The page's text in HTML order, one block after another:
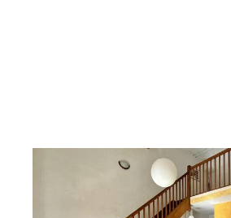
CUGNAUX 31
, 4 pièces